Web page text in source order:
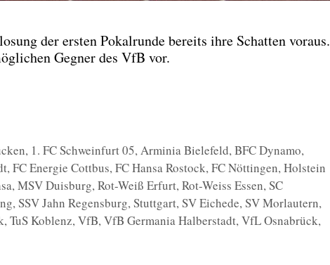
der ers­ten Pokal­run­de bereits ihre Schat­ten vor­aus.
Geg­ner des VfB vor.
, 1. FC Schweinfurt 05,Arminia Bielefeld,BFC Dynamo,
,FC Energie Cottbus,FC Hansa Rostock,FC Nöttingen,Holstein
,MSV Duisburg,Rot-Weiß Erfurt,Rot-Weiss Essen,SC
,SSV Jahn Regensburg,Stuttgart,SV Eichede,SV Morlautern,
,TuS Koblenz,VfB,VfB Germania Halberstadt,VfL Osnabrück,